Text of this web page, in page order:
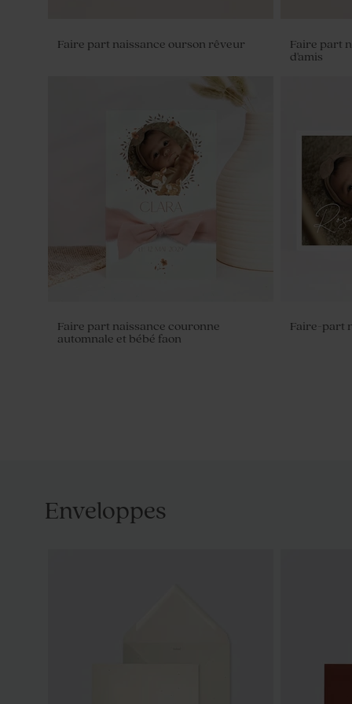
Sticker mural "toise" prénom et petits
Faire part naissance ourson rêveur
Faire part
d'amis
Faire part naissance couronne
automnale et bébé faon
Faire-part
Enveloppes